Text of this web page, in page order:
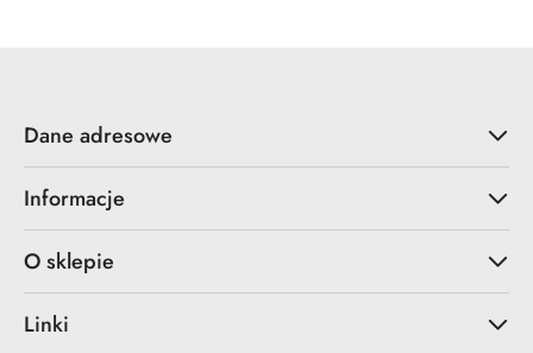
Dane adresowe
Informacje
O sklepie
Linki